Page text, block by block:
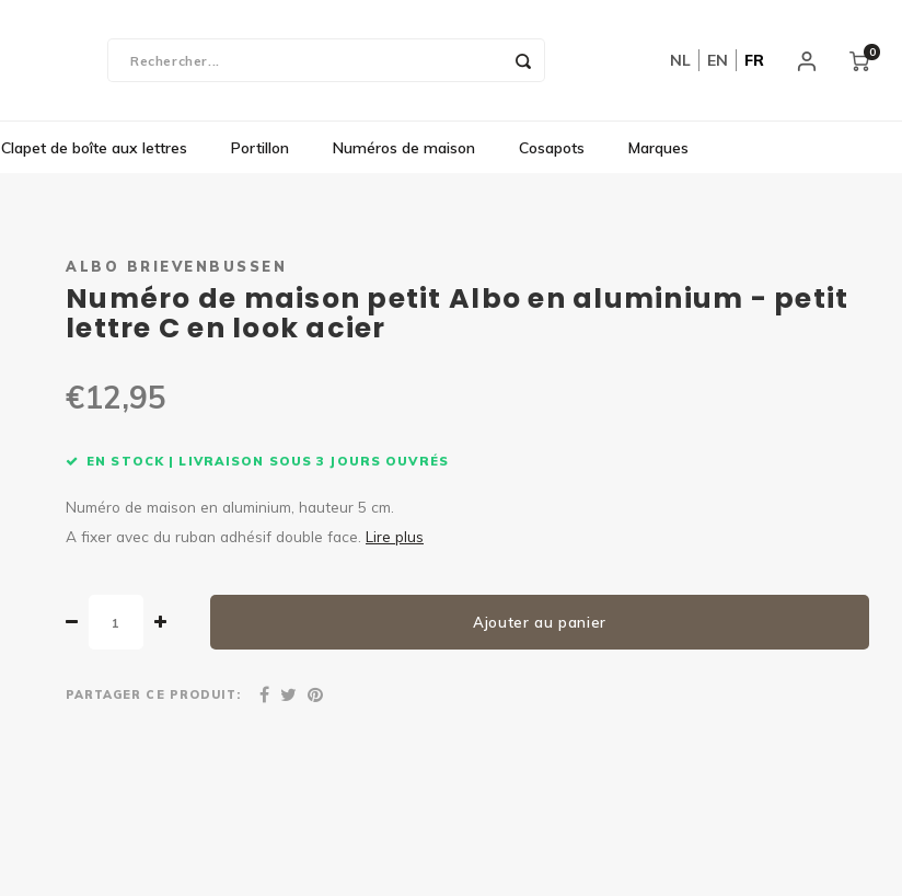
NL EN FR 0
Clapet de boîte aux lettres Portillon Numéros de maison Cosapots Marques
ALBO BRIEVENBUSSEN
Numéro de maison petit Albo en aluminium - petit
lettre C en look acier
€12,95
EN STOCK | LIVRAISON SOUS 3 JOURS OUVRÉS
Numéro de maison en aluminium, hauteur 5 cm.
A fixer avec du ruban adhésif double face. Lire plus
Ajouter au panier
PARTAGER CE PRODUIT: